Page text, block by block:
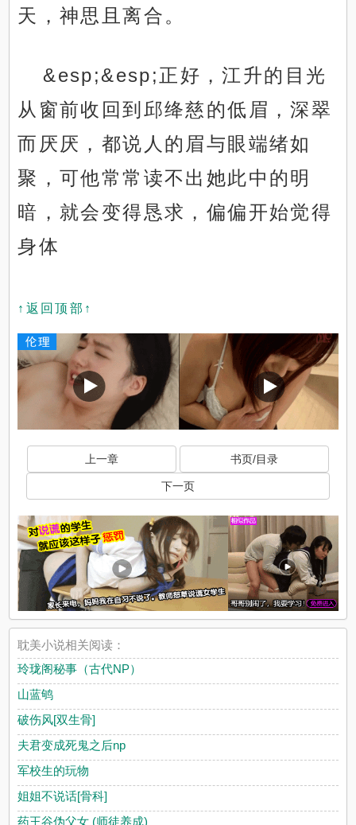
天，神思且离合。
&esp;&esp;正好，江升的目光
从窗前收回到邱绛慈的低眉，深翠
而厌厌，都说人的眉与眼端绪如
聚，可他常常读不出她此中的明
暗，就会变得恳求，偏偏开始觉得
身体
↑返回顶部↑
上一章 书页/目录
下一页
耽美小说相关阅读：
玲珑阁秘事（古代NP）
山蓝鸲
破伤风[双生骨]
夫君变成死鬼之后np
军校生的玩物
姐姐不说话[骨科]
药王谷伪父女 (师徒养成)